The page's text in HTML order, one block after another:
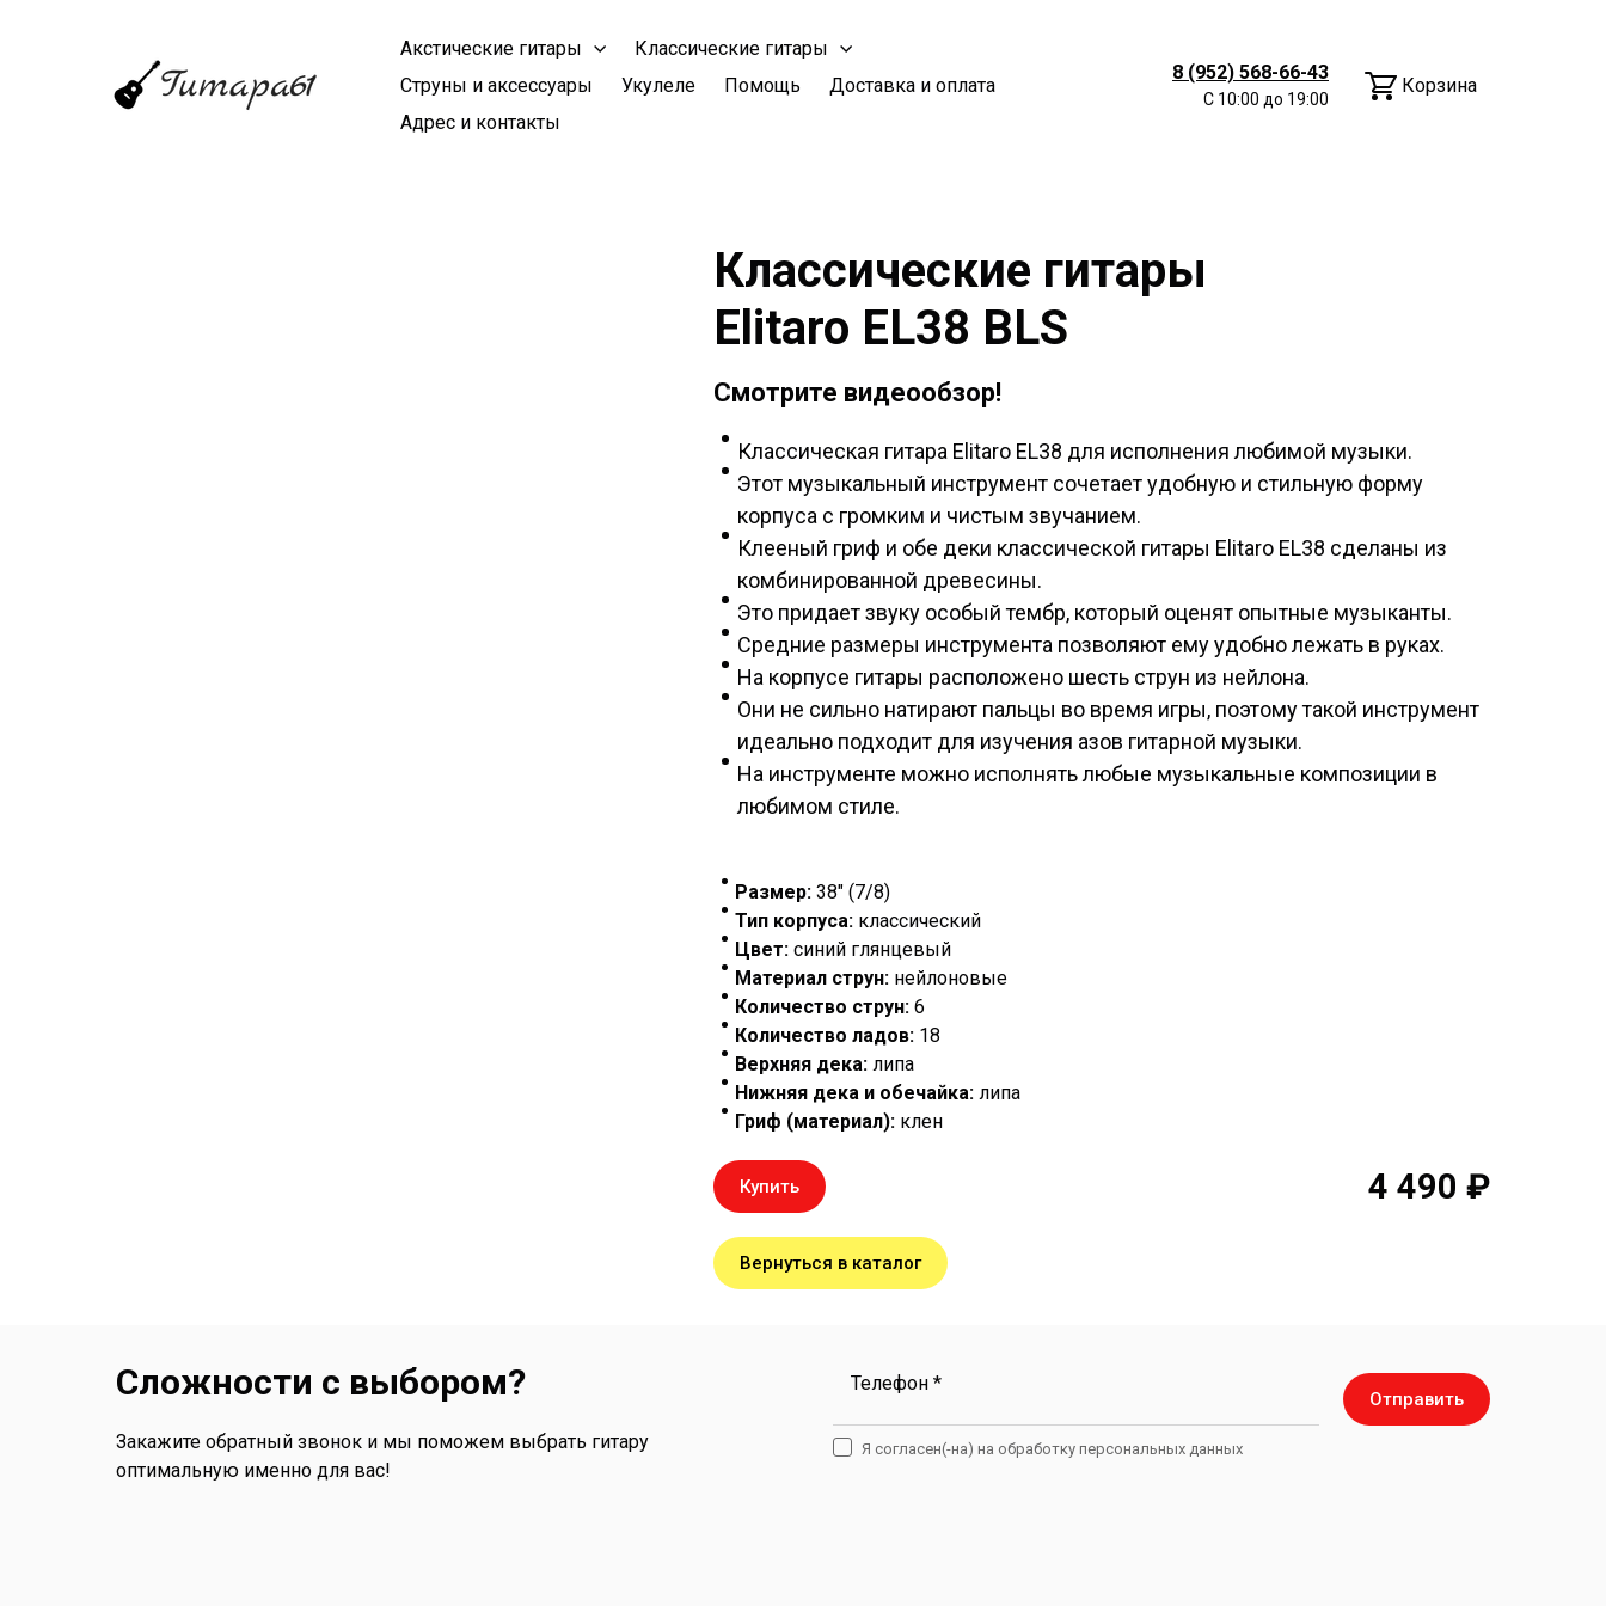
Акстические гитары
Классические гитары
Струны и аксессуары
Укулеле Помощь
Доставка и оплата
Адрес и контакты
8 (952) 568-66-43
С 10:00 до 19:00
Корзина
Классические гитары
Elitaro EL38 BLS
Смотрите видеообзор!
Классическая гитара Elitaro EL38 для исполнения любимой музыки.
Этот музыкальный инструмент сочетает удобную и стильную форму
корпуса с громким и чистым звучанием.
Клееный гриф и обе деки классической гитары Elitaro EL38 сделаны из
комбинированной древесины.
Это придает звуку особый тембр, который оценят опытные музыканты.
Средние размеры инструмента позволяют ему удобно лежать в руках.
На корпусе гитары расположено шесть струн из нейлона.
Они не сильно натирают пальцы во время игры, поэтому такой инструмент
идеально подходит для изучения азов гитарной музыки.
На инструменте можно исполнять любые музыкальные композиции в
любимом стиле.
Размер: 38" (7/8)
Тип корпуса: классический
Цвет: синий глянцевый
Материал струн: нейлоновые
Количество струн: 6
Количество ладов: 18
Верхняя дека: липа
Нижняя дека и обечайка: липа
Гриф (материал): клен
Купить 4 490 ₽
Вернуться в каталог
Сложности с выбором?
Закажите обратный звонок и мы поможем выбрать гитару
оптимальную именно для вас!
Телефон *
Отправить
Я согласен(-на) на обработку персональных данных